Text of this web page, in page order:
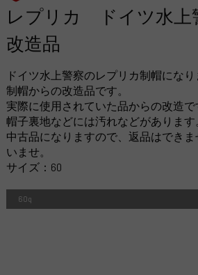
レプリカ ドイツ水
改造品
ドイツ水上警察のレプリカ制帽にな
制帽からの改造品です。
実際に使用されていた品からの改造で
帽子裏地などには汚れなどがあります
中古品になりますので、返品はでき
いませ。
サイズ：60
60q